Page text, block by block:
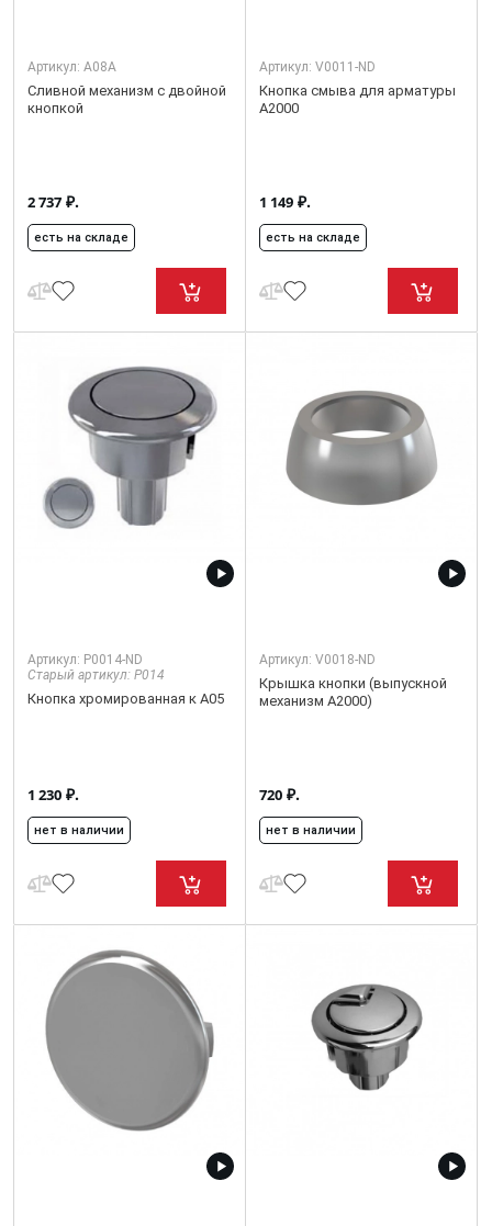
Артикул: A08A
Сливной механизм с двойной
кнопкой
2 737 ₽.
есть на складе
Артикул: V0011-ND
Кнопка смыва для арматуры
А2000
1 149 ₽.
есть на складе
Артикул: P0014-ND
Старый артикул: P014
Кнопка хромированная к А05
1 230 ₽.
нет в наличии
Артикул: V0018-ND
Крышка кнопки (выпускной
механизм А2000)
720 ₽.
нет в наличии